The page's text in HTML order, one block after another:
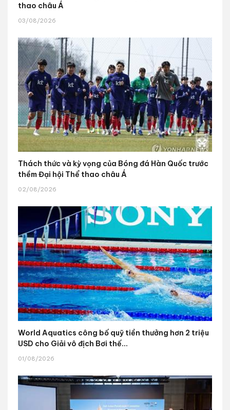
thao châu Á
03/08/2026
Thách thức và kỳ vọng của Bóng đá Hàn Quốc trước
thềm Đại hội Thể thao châu Á
02/08/2026
World Aquatics công bố quỹ tiền thưởng hơn 2 triệu
USD cho Giải vô địch Bơi thế...
01/08/2026